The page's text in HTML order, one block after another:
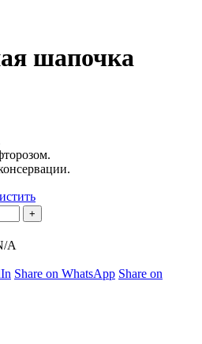
шапочка
A
Share
Share on WhatsAppShare
Share on